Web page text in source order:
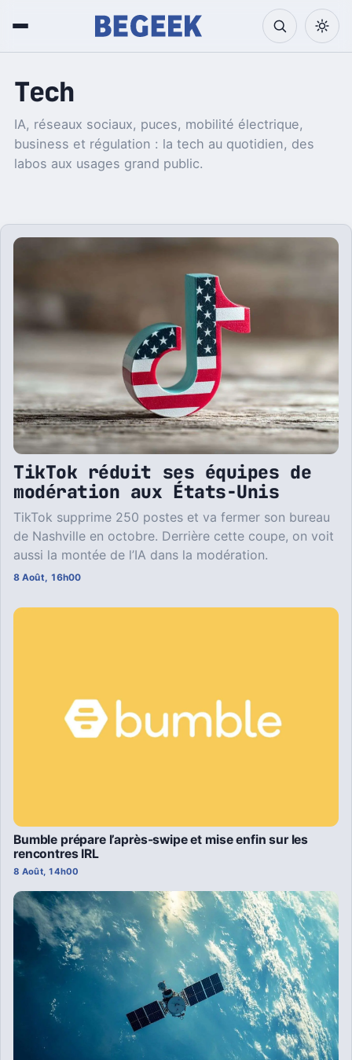
Tech
IA, réseaux sociaux, puces, mobilité électrique,
business et régulation : la tech au quotidien, des
labos aux usages grand public.
TikTok réduit ses équipes de
modération aux États-Unis
TikTok supprime 250 postes et va fermer son bureau
de Nashville en octobre. Derrière cette coupe, on voit
aussi la montée de l’IA dans la modération.
8 Août, 16h00
Bumble prépare l’après-swipe et mise enfin sur les
rencontres IRL
8 Août, 14h00